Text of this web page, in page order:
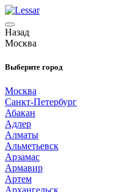
Назад
Москва
Выберите город
Москва
Санкт-Петербург
Абакан
Адлер
Алматы
Альметьевск
Арзамас
Армавир
Артем